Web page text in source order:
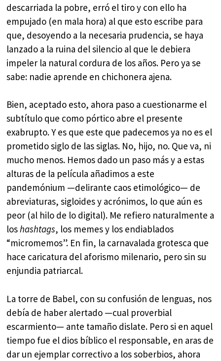
descarriada la pobre, erró el tiro y con ello ha
empujado (en mala hora) al que esto escribe para
que, desoyendo a la necesaria prudencia, se haya
lanzado a la ruina del silencio al que le debiera
impeler la natural cordura de los años. Pero ya se
sabe: nadie aprende en chichonera ajena.
Bien, aceptado esto, ahora paso a cuestionarme el
subtítulo que como pórtico abre el presente
exabrupto. Y es que este que padecemos ya no es el
prometido siglo de las siglas. No, hijo, no. Que va, ni
mucho menos. Hemos dado un paso más y a estas
alturas de la película añadimos a este
pandemónium —delirante caos etimológico— de
abreviaturas, sigloides y acrónimos, lo que aún es
peor (al hilo de lo digital). Me refiero naturalmente a
loshashtags, los memes y los endiablados
“micromemos”. En fin, la carnavalada grotesca que
hace caricatura del aforismo milenario, pero sin su
enjundia patriarcal.
La torre de Babel, con su confusión de lenguas, nos
debía de haber alertado —cual proverbial
escarmiento— ante tamaño dislate. Pero si en aquel
tiempo fue el dios bíblico el responsable, en aras de
dar un ejemplar correctivo a los soberbios, ahora